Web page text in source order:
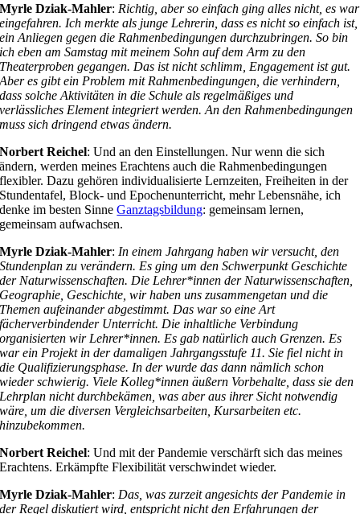
Myrle Dziak-Mahler: Richtig, aber so einfach ging alles nicht, es war
eingefahren. Ich merkte als junge Lehrerin, dass es nicht so einfach ist,
ein Anliegen gegen die Rahmenbedingungen durchzubringen. So bin
ich eben am Samstag mit meinem Sohn auf dem Arm zu den
Theaterproben gegangen. Das ist nicht schlimm, Engagement ist gut.
Aber es gibt ein Problem mit Rahmenbedingungen, die verhindern,
dass solche Aktivitäten in die Schule als regelmäßiges und
verlässliches Element integriert werden. An den Rahmenbedingungen
muss sich dringend etwas ändern.
Norbert Reichel: Und an den Einstellungen. Nur wenn die sich
ändern, werden meines Erachtens auch die Rahmenbedingungen
flexibler. Dazu gehören individualisierte Lernzeiten, Freiheiten in der
Stundentafel, Block- und Epochenunterricht, mehr Lebensnähe, ich
denke im besten SinneGanztagsbildung: gemeinsam lernen,
gemeinsam aufwachsen.
Myrle Dziak-Mahler: In einem Jahrgang haben wir versucht, den
Stundenplan zu verändern. Es ging um den Schwerpunkt Geschichte
der Naturwissenschaften. Die Lehrer*innen der Naturwissenschaften,
Geographie, Geschichte, wir haben uns zusammengetan und die
Themen aufeinander abgestimmt. Das war so eine Art
fächerverbindender Unterricht. Die inhaltliche Verbindung
organisierten wir Lehrer*innen. Es gab natürlich auch Grenzen. Es
war ein Projekt in der damaligen Jahrgangsstufe 11. Sie fiel nicht in
die Qualifizierungsphase. In der wurde das dann nämlich schon
wieder schwierig. Viele Kolleg*innen äußern Vorbehalte, dass sie den
Lehrplan nicht durchbekämen, was aber aus ihrer Sicht notwendig
wäre, um die diversen Vergleichsarbeiten, Kursarbeiten etc.
hinzubekommen.
Norbert Reichel: Und mit der Pandemie verschärft sich das meines
Erachtens. Erkämpfte Flexibilität verschwindet wieder.
Myrle Dziak-Mahler: Das, was zurzeit angesichts der Pandemie in
der Regel diskutiert wird, entspricht nicht den Erfahrungen der